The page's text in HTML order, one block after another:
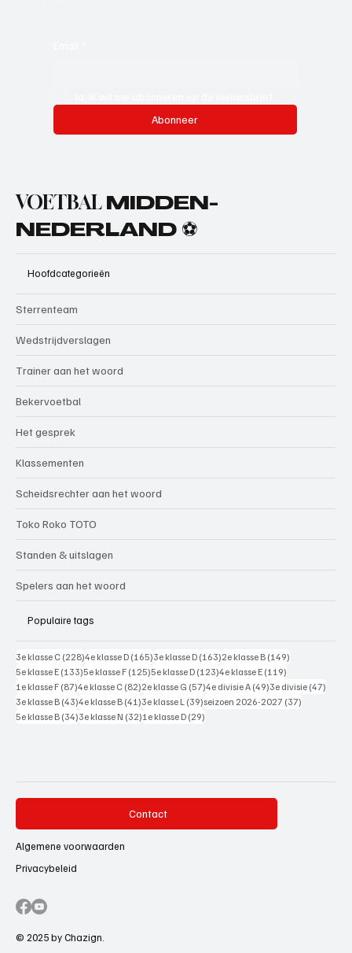
Abonneer
VOETBAL MIDDEN-
NEDERLAND ⚽
Hoofdcategorieën
Sterrenteam
Wedstrijdverslagen
Trainer aan het woord
Bekervoetbal
Het gesprek
Klassementen
Scheidsrechter aan het woord
Toko Roko TOTO
Standen & uitslagen
Spelers aan het woord
Populaire tags
3e klasse C (228)228 posts
4e klasse D (165)165 posts
3e klasse D (163)163 posts
2e klasse B (149)
5e klasse E (133)133 posts
5e klasse F (125)125 posts
5e klasse D (123)123 posts
4e klasse E (119)
1e klasse F (87)87 posts
4e klasse C (82)82 posts
2e klasse G (57)57 posts
4e divisie A (49)49 posts
3e divisie (47)
3e klasse B (43)43 posts
4e klasse B (41)41 posts
3e klasse L (39)39 posts
seizoen 2026-2027 (37)
5e klasse B (34)34 posts
3e klasse N (32)32 posts
1e klasse D (29)
Contact
Algemene voorwaarden
Privacybeleid
© 2025 by Chazign.